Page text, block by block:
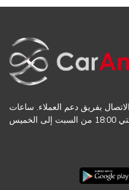
بفريق دعم العملاء. ساعات